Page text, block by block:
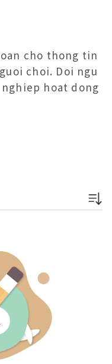
cho thong tin
choi. Doi ngu
hoat dong